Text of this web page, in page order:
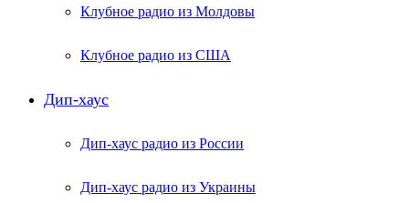
Клубное радио из Молдовы
Клубное радио из США
Дип-хаус
Дип-хаус радио из России
Дип-хаус радио из Украины